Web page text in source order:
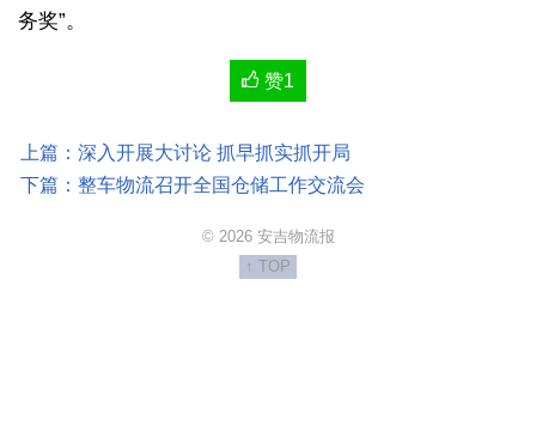
务奖”。
赞1
上篇：深入开展大讨论 抓早抓实抓开局
下篇：整车物流召开全国仓储工作交流会
© 2026 安吉物流报
↑ TOP